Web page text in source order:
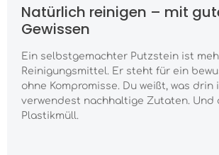
Natürlich reinigen – mit
Gewissen
Ein selbstgemachter Putzstein ist
Reinigungsmittel. Er steht für ein
ohne Kompromisse. Du weißt, was drin
verwendest nachhaltige Zutaten. Und
Plastikmüll.